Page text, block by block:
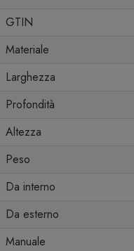
GTIN
Materiale
Larghezza
Profondità
Altezza
Peso
Da interno
Da esterno
Manuale